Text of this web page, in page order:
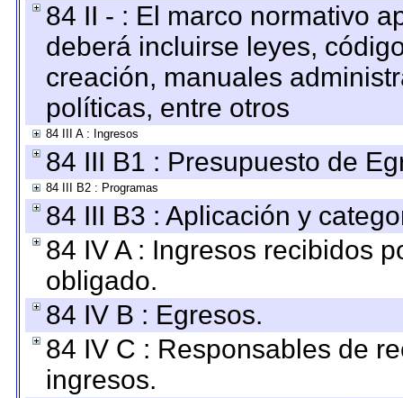
84 II - : El marco normativo
deberá incluirse leyes,
creación, manuales
políticas, entre otros
84 III A : Ingresos
84 III B1 : Presupuesto de
84 III B2 : Programas
84 III B3 : Aplicación y
84 IV A : Ingresos recibidos
obligado.
84 IV B : Egresos.
84 IV C : Responsables de
ingresos.